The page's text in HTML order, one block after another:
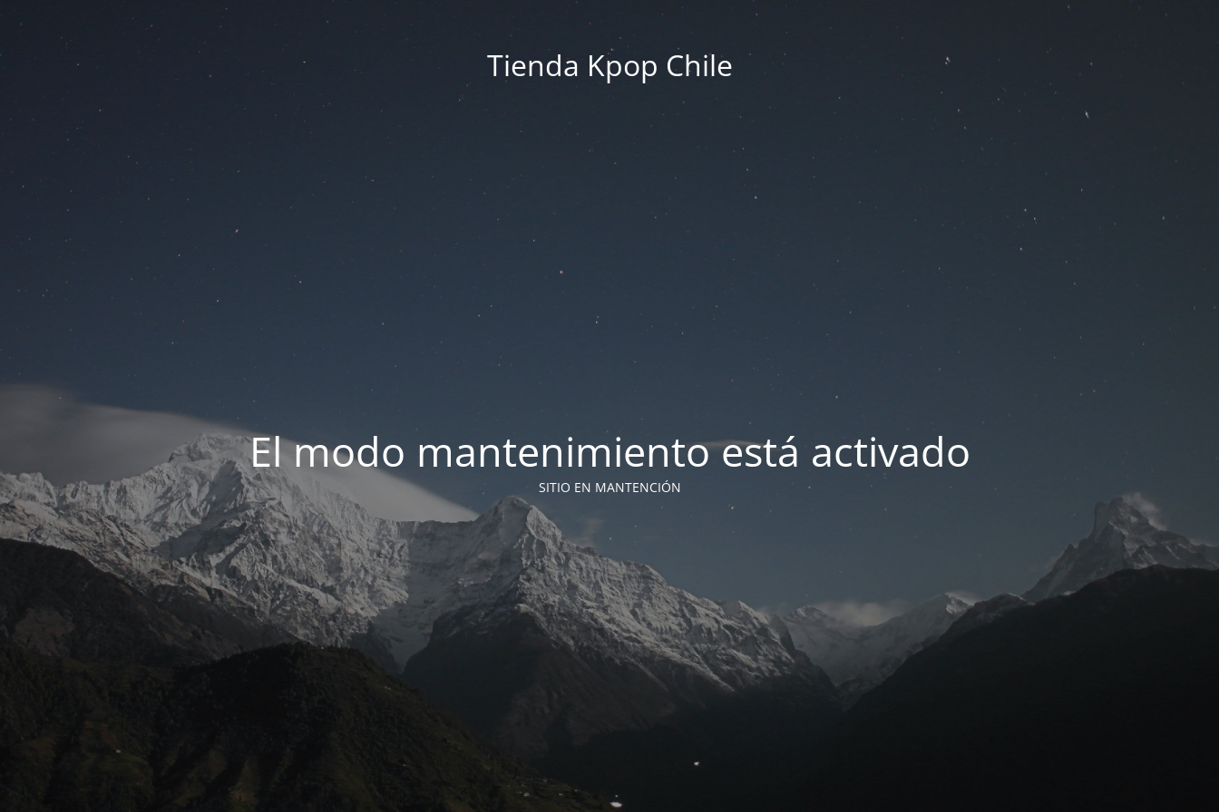
Tienda Kpop Chile
El modo mantenimiento está activado
SITIO EN MANTENCIÓN